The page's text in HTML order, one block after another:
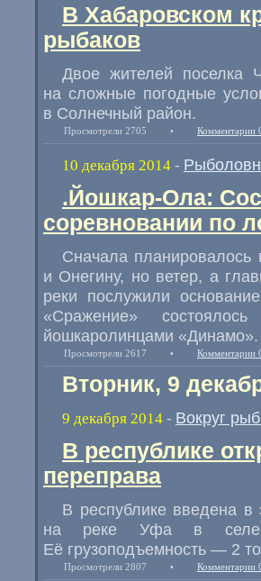
В Хабаровском
рыбаков
Двое жителей поселка
на сложные погодные
в Солнечный район.
Просмотрели 2705 • Комментарии
10 декабря 2014 -
.Йошкар-Ола:
соревновании по
Сначала планировалось
и Онегину, но ветер, а
реки послужили
«Сражение»
йошкаролинцами «Динамо».
Просмотрели 2617 • Комментарии
Вторник, 9
9 декабря 2014 - Вокруг
В республике
переправа
В республике введена в
на реке Уфа в селе
Её грузоподъемность — 2
Просмотрели 2807 • Комментарии